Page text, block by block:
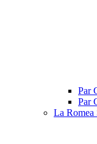
Par
Par
La Romea